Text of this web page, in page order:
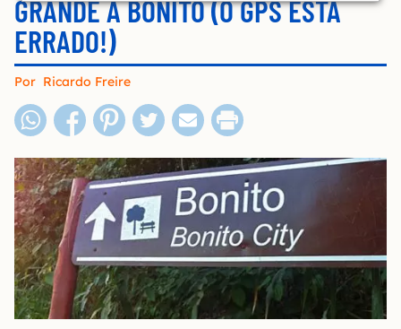
GRANDE A BONITO (O GPS ESTÁ
ERRADO!)
Por Ricardo Freire